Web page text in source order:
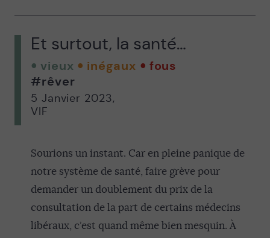
Et surtout, la santé…
vieux inégaux
fous
#rêver
5 Janvier 2023,
VIF
Sourions un instant. Car en pleine panique de
notre système de santé, faire grève pour
demander un doublement du prix de la
consultation de la part de certains médecins
libéraux, c’est quand même bien mesquin. À